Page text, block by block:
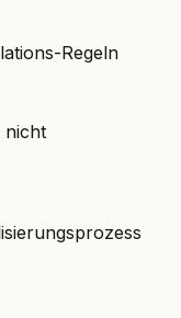
Regeln
nicht